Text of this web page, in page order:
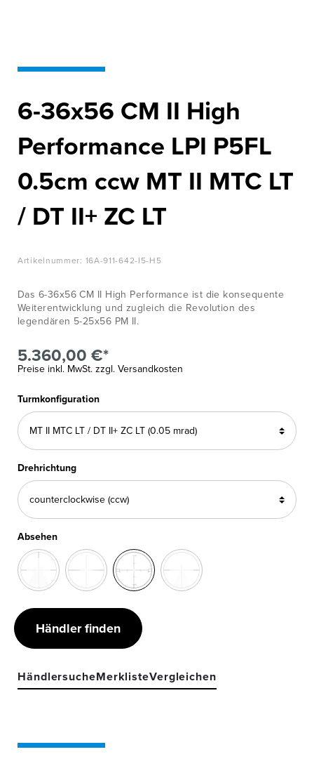
KARRIERE
6-36x56 CM II High
Performance LPI P5FL
0.5cm ccw MT II MTC LT
/ DT II+ ZC LT
Artikelnummer: 16A-911-642-I5-H5
Das 6-36x56 CM II High Performance ist die konsequente
Weiterentwicklung und zugleich die Revolution des
legendären 5-25x56 PM II.
5.360,00 €*
Preise inkl. MwSt. zzgl. Versandkosten
Turmkonfiguration
Drehrichtung
Absehen
Händler finden
HändlersucheMerklisteVergleichen